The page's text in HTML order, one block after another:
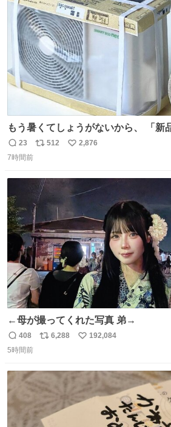
数
もう暑くてしょうがないから、 「新
のミニチュア」 でも見ていってよ
返
信
23
リ
ト
数
512
い
数
2,876
7時間前
←母が撮ってくれた写真 弟→
返
信
408
リ
ト
数
6,288
い
192,084
5時間前